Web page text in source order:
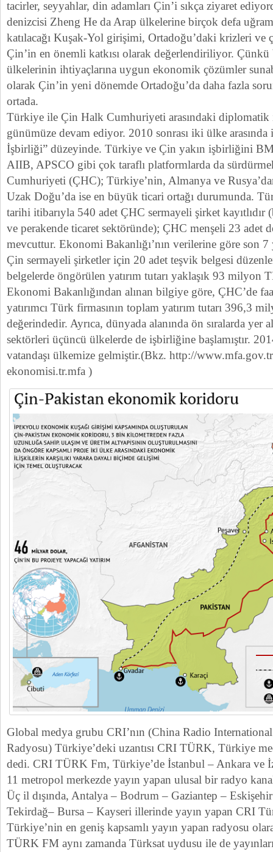
tacirler, seyyahlar, din adamları Çin’i sıkça ziyaret
denizcisi Zheng He da Arap ülkelerine birçok defa
katılacağı Kuşak-Yol girişimi, Ortadoğu’daki krizleri ve
Çin’in en önemli katkısı olarak değerlendiriliyor.
ülkelerinin ihtiyaçlarına uygun ekonomik çözümler
olarak Çin’in yeni dönemde Ortadoğu’da daha fazla
ortada.
Türkiye ile Çin Halk Cumhuriyeti arasındaki diplomatik
günümüze devam ediyor. 2010 sonrası iki ülke
İşbirliği” düzeyinde. Türkiye ve Çin yakın işbirliğini
AIIB, APSCO gibi çok taraflı platformlarda da
Cumhuriyeti (ÇHC); Türkiye’nin, Almanya ve
Uzak Doğu’da ise en büyük ticari ortağı durumunda.
tarihi itibarıyla 540 adet ÇHC sermayeli şirket
ve perakende ticaret sektöründe); ÇHC menşeli 23 adet
mevcuttur. Ekonomi Bakanlığı’nın verilerine göre son
Çin sermayeli şirketler için 20 adet teşvik belgesi
belgelerde öngörülen yatırım tutarı yaklaşık 93 milyon
Ekonomi Bakanlığından alınan bilgiye göre, ÇHC’de
yatırımcı Türk firmasının toplam yatırım tutarı 396,3
değerindedir. Ayrıca, dünyada alanında ön sıralarda yer
sektörleri üçüncü ülkelerde de işbirliğine başlamıştır.
vatandaşı ülkemize gelmiştir.(Bkz. http://
ekonomisi.tr.mfa )
Global medya grubu CRI’nın (China Radio
Radyosu) Türkiye’deki uzantısı CRI TÜRK, Türkiye
dedi. CRI TÜRK Fm, Türkiye’de İstanbul – Ankara ve
11 metropol merkezde yayın yapan ulusal bir radyo
Üç il dışında, Antalya – Bodrum – Gaziantep –
Tekirdağ– Bursa – Kayseri illerinde yayın yapan CRI
Türkiye’nin en geniş kapsamlı yayın yapan radyosu
TÜRK FM aynı zamanda Türksat uydusu ile de